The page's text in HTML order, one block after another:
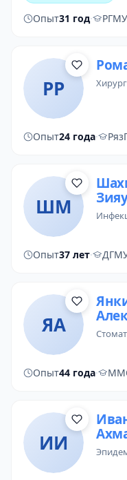
Опыт31 год·
РР хирург
Опыт24 года·
ШМ
Опыт37 лет·
ЯА
Опыт44 года·
ИИ